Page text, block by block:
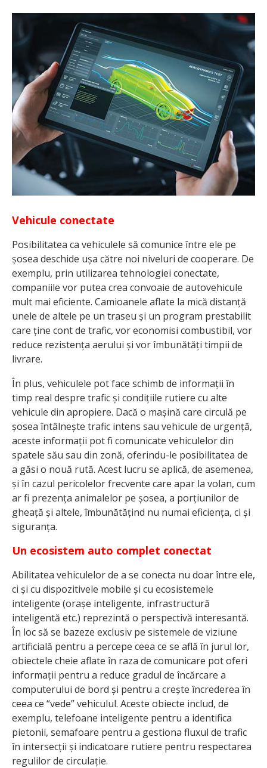
Vehicule conectate
Posibilitatea ca vehiculele să comunice între ele pe
șosea deschide ușa către noi niveluri de cooperare. De
exemplu, prin utilizarea tehnologiei conectate,
companiile vor putea crea convoaie de autovehicule
mult mai eficiente. Camioanele aflate la mică distanță
unele de altele pe un traseu și un program prestabilit
care ține cont de trafic, vor economisi combustibil, vor
reduce rezistența aerului și vor îmbunătăți timpii de
livrare.
În plus, vehiculele pot face schimb de informații în
timp real despre trafic și condițiile rutiere cu alte
vehicule din apropiere. Dacă o mașină care circulă pe
șosea întâlnește trafic intens sau vehicule de urgență,
aceste informații pot fi comunicate vehiculelor din
spatele său sau din zonă, oferindu-le posibilitatea de
a găsi o nouă rută. Acest lucru se aplică, de asemenea,
și în cazul pericolelor frecvente care apar la volan, cum
ar fi prezența animalelor pe șosea, a porțiunilor de
gheață și altele, îmbunătățind nu numai eficiența, ci și
siguranța.
Un ecosistem auto complet conectat
Abilitatea vehiculelor de a se conecta nu doar între ele,
ci și cu dispozitivele mobile și cu ecosistemele
inteligente (orașe inteligente, infrastructură
inteligentă etc.) reprezintă o perspectivă interesantă.
În loc să se bazeze exclusiv pe sistemele de viziune
artificială pentru a percepe ceea ce se află în jurul lor,
obiectele cheie aflate în raza de comunicare pot oferi
informații pentru a reduce gradul de încărcare a
computerului de bord și pentru a crește încrederea în
ceea ce “vede” vehiculul. Aceste obiecte includ, de
exemplu, telefoane inteligente pentru a identifica
pietonii, semafoare pentru a gestiona fluxul de trafic
în intersecții și indicatoare rutiere pentru respectarea
regulilor de circulație.